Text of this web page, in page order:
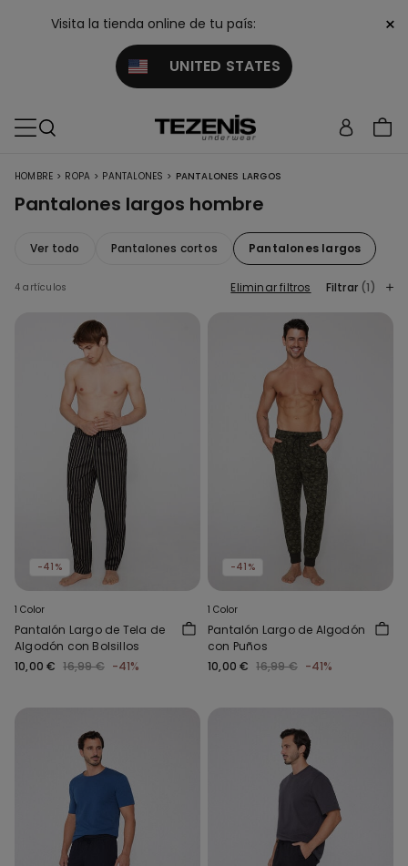
Visita la tienda online de tu país:
UNITED STATES
×
HOMBRE > ROPA > PANTALONES > PANTALONES LARGOS
Pantalones largos hombre
Ver todo Pantalones cortos Pantalones largos
4 artículos Eliminar filtros Filtrar (1)
-41%
1 Color
Pantalón Largo de Tela de
Algodón con Bolsillos
10,00 € 16,99 € -41%
-41%
1 Color
Pantalón Largo de Algodón
con Puños
10,00 € 16,99 € -41%